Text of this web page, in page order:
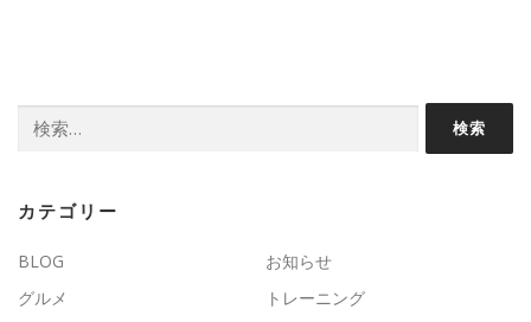
シ
索:
カテゴリー
BLOG
お知らせ
グルメ
トレーニング